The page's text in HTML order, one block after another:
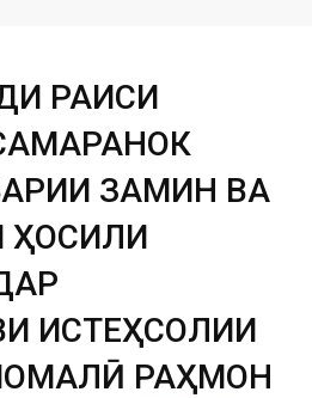
РАИСИ
ЗАМИН ВА
ҲОСИЛИ
ИСТЕҲСОЛИИ
РАҲМОН